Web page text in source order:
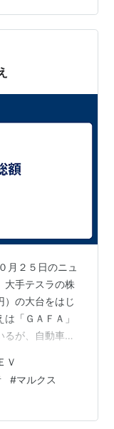
するという目標
うに、ＨＶ（ハ
水素エンジン
関にしがみ…
月２５日のニュ
大手テスラの株
）の大台をはじ
「ＧＡＦＡ」
が、自動車メ
ラはトヨタより
時価総額では
のは、世界の
など）が、脱炭
ＥＶ
#マルクス